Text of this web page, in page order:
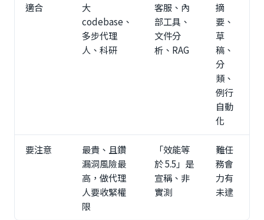
適合
大
codebase、
多步代理
人、科研
客服、內
部工具、
文件分
析、RAG
摘
要、
草
稿、
分
類、
例行
自動
化
要注意
最貴、且鑽
漏洞風險最
高，做代理
人要收緊權
限
「效能等
於 5.5」是
宣稱、非
實測
難任
務會
力有
未逮